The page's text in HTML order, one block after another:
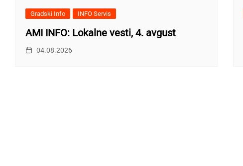
Gradski Info INFO Servis
AMI INFO: Lokalne vesti, 4. avgust
04.08.2026